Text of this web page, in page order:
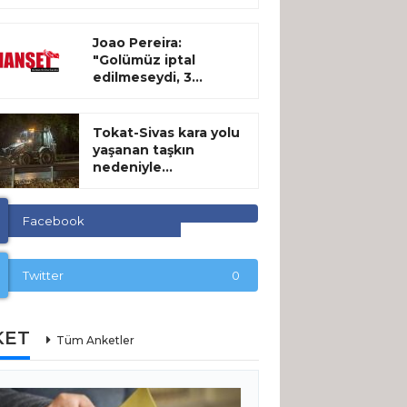
Joao Pereira:
"Golümüz iptal
edilmeseydi, 3...
Tokat-Sivas kara yolu
yaşanan taşkın
nedeniyle...
Facebook
Twitter 0
Tüm Anketler